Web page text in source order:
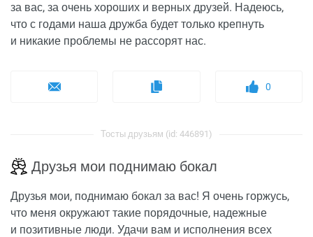
за вас, за очень хороших и верных друзей. Надеюсь,
что с годами наша дружба будет только крепнуть
и никакие проблемы не рассорят нас.
0
Тосты друзьям (id: 446891)
Друзья мои поднимаю бокал
Друзья мои, поднимаю бокал за вас! Я очень горжусь,
что меня окружают такие порядочные, надежные
и позитивные люди. Удачи вам и исполнения всех